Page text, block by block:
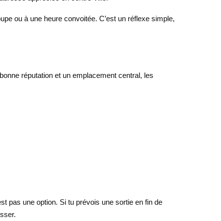
ou à une heure convoitée. C’est un réflexe simple,
réputation et un emplacement central, les
pas une option. Si tu prévois une sortie en fin de